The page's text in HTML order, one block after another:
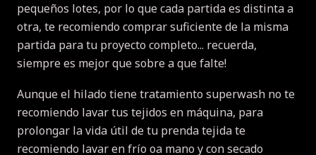
pequeños lotes, por lo que cada partida es distinta a
otra, te recomiendo comprar suficiente de la misma
partida para tu proyecto completo... recuerda,
siempre es mejor que sobre a que falte!
Aunque el hilado tiene tratamiento superwash no te
recomiendo lavar tus tejidos en máquina, para
prolongar la vida útil de tu prenda tejida te
recomiendo lavar en frío oa mano y con secado